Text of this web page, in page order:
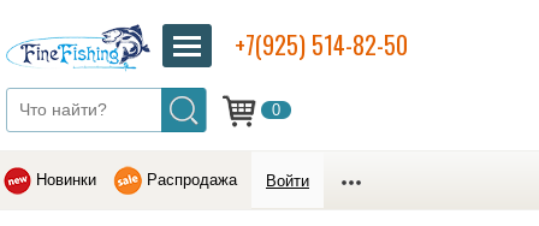
0
+7(925) 514-82-50
Новинки Распродажа Войти